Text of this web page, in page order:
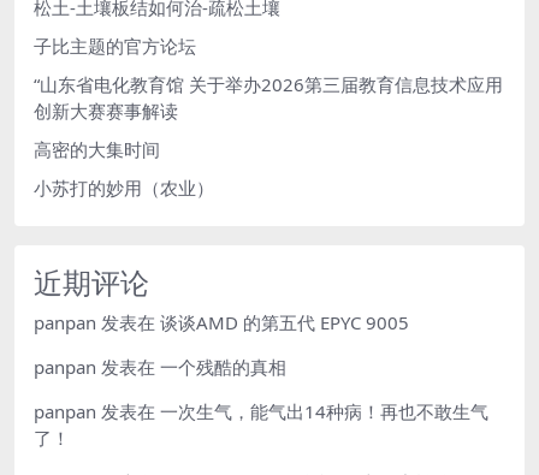
松土-土壤板结如何治-疏松土壤
子比主题的官方论坛
“山东省电化教育馆 关于举办2026第三届教育信息技术应用
创新大赛赛事解读
高密的大集时间
小苏打的妙用（农业）
近期评论
panpan 发表在 谈谈AMD 的第五代 EPYC 9005
panpan 发表在 一个残酷的真相
panpan 发表在 一次生气，能气出14种病！再也不敢生气
了！